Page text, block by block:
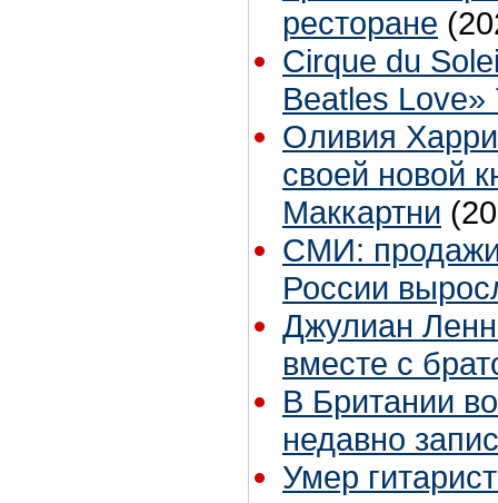
ресторане
Cirque du
Beatles
Оливия
своей новой
Маккартни
СМИ: продажи
России
Джулиан
вместе с
В Британии
недавно
Умер